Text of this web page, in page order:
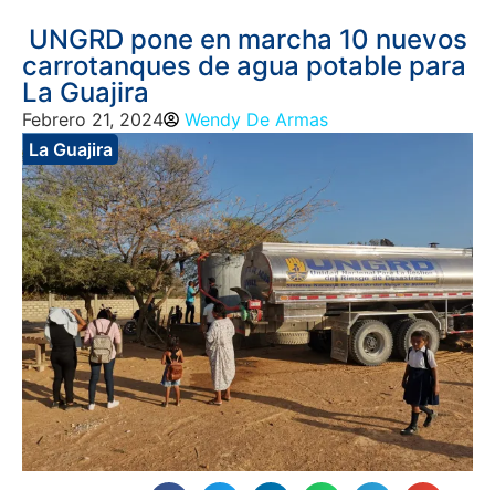
UNGRD pone en marcha 10 nuevos
carrotanques de agua potable para
La Guajira
Febrero 21, 2024
Wendy De Armas
La Guajira